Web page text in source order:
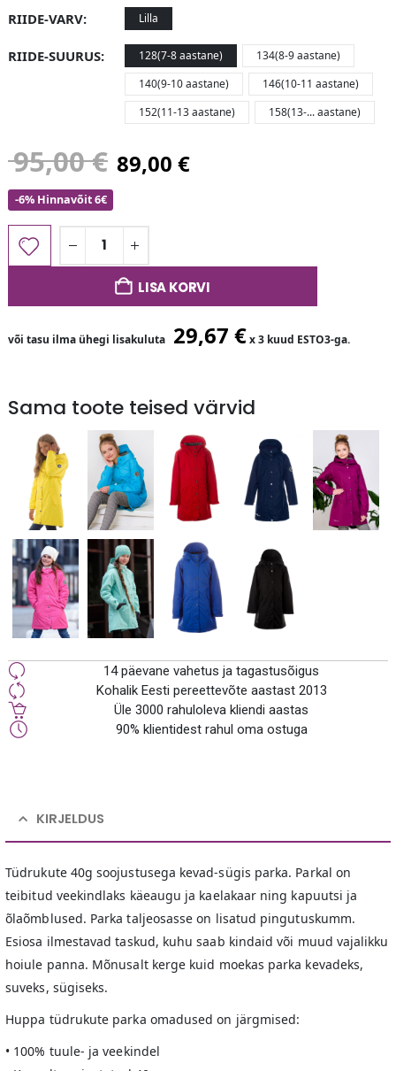
RIIDE-VARV Lilla
RIIDE-SUURUS 128(7-8 aastane)
134(8-9 aastane)
140(9-10 aastane)
146(10-11 aastane)
152(11-13 aastane)
158(13-... aastane)
95,00€ 89,00€
-6% Hinnavõit 6€
LISA KORVI
või tasu ilma ühegi lisakuluta 29,67€x 3 kuud ESTO3-ga.
Sama toote teised värvid
14 päevane vahetus ja tagastusõigus
Kohalik Eesti pereettevõte aastast 2013
Üle 3000 rahuloleva kliendi aastas
90% klientidest rahul oma ostuga
KIRJELDUS
Tüdrukute 40g soojustusega kevad-sügis parka. Parkal on
teibitud veekindlaks käeaugu ja kaelakaar ning kapuutsi ja
õlaõmblused. Parka taljeosasse on lisatud pingutuskumm.
Esiosa ilmestavad taskud, kuhu saab kindaid või muud vajalikku
hoiule panna. Mõnusalt kerge kuid moekas parka kevadeks,
suveks, sügiseks.
Huppa tüdrukute parka omadused on järgmised:
• 100% tuule- ja veekindel